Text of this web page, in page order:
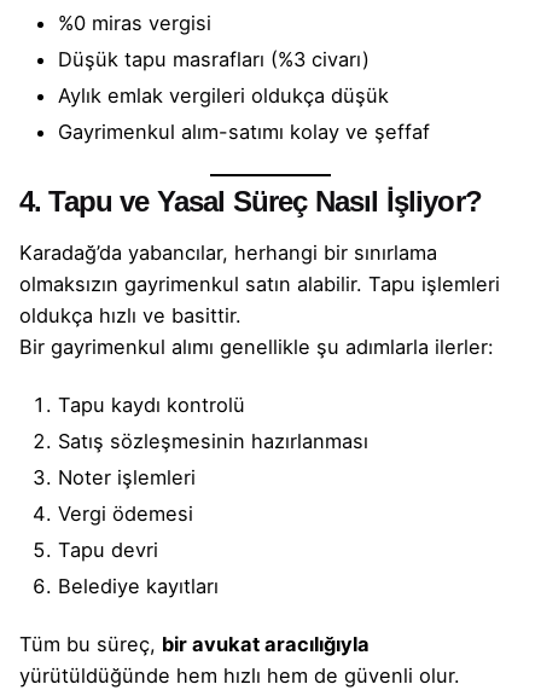
%0 miras vergisi
Düşük tapu masrafları (%3 civarı)
Aylık emlak vergileri oldukça düşük
Gayrimenkul alım-satımı kolay ve şeffaf
4. Tapu ve Yasal Süreç Nasıl İşliyor?
Karadağ’da yabancılar, herhangi bir sınırlama
olmaksızın gayrimenkul satın alabilir. Tapu işlemleri
oldukça hızlı ve basittir.
Bir gayrimenkul alımı genellikle şu adımlarla ilerler:
Tapu kaydı kontrolü
Satış sözleşmesinin hazırlanması
Noter işlemleri
Vergi ödemesi
Tapu devri
Belediye kayıtları
Tüm bu süreç, bir avukat aracılığıyla
yürütüldüğünde hem hızlı hem de güvenli olur.